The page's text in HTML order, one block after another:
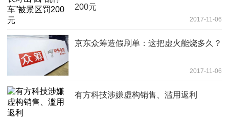
200元
2017-11-06
京东众筹造假刷单：这把虚火能烧多久？
2017-11-06
有方科技涉嫌虚构销售、滥用返利